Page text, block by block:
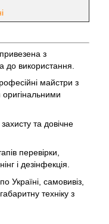
з
до використання.
майстри з
оригінальними
та довічне
перевірки,
і дезінфекція.
Україні, самовивіз,
техніку з